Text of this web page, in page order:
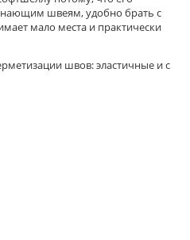
швеям, удобно брать с
мало места и практически
швов: эластичные и с